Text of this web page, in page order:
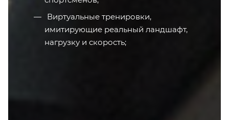
Виртуальные тренировки,
имитирующие реальный ландшафт,
нагрузку и скорость;